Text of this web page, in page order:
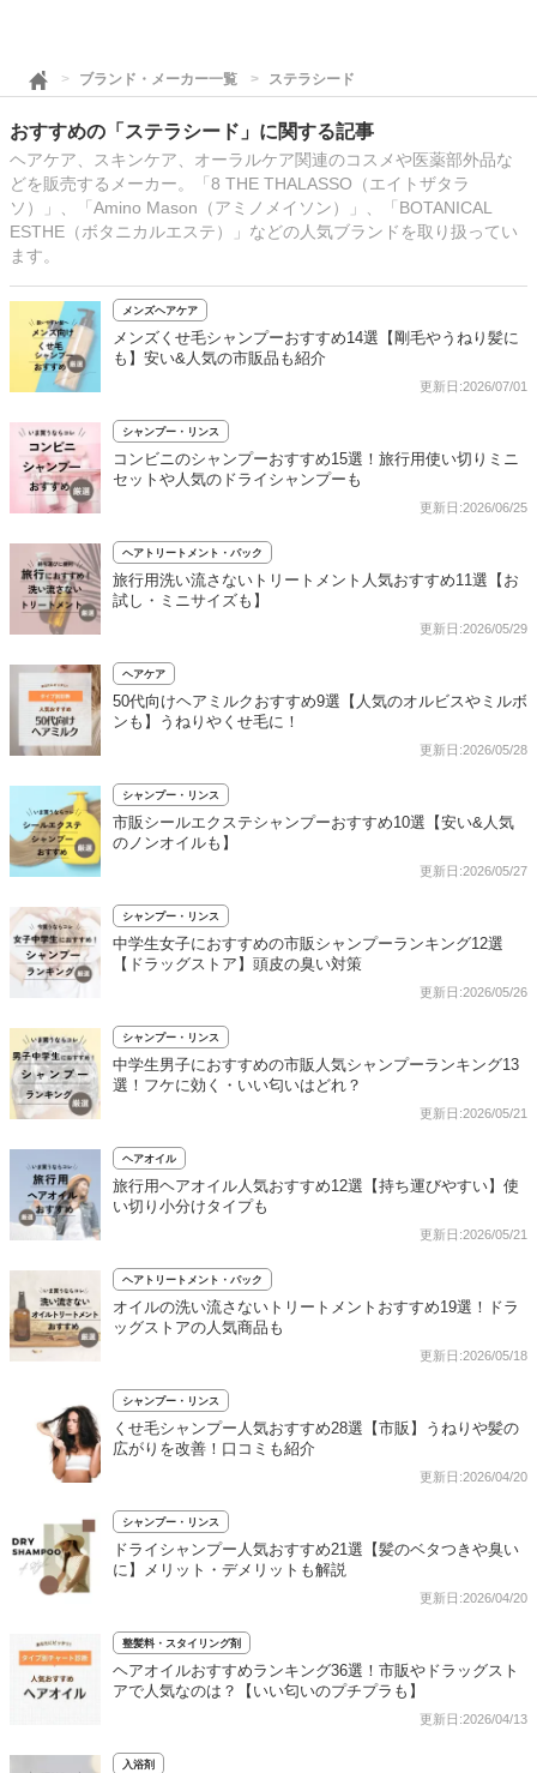
ブランド・メーカー一覧 ステラシード
おすすめの「ステラシード」に関する記事
ヘアケア、スキンケア、オーラルケア関連のコスメや医薬部外品な
どを販売するメーカー。「8 THE THALASSO（エイトザタラ
ソ）」、「Amino Mason（アミノメイソン）」、「BOTANICAL
ESTHE（ボタニカルエステ）」などの人気ブランドを取り扱ってい
ます。
メンズヘアケア
メンズくせ毛シャンプーおすすめ14選【剛毛やうねり髪に
も】安い&人気の市販品も紹介
更新日:2026/07/01
シャンプー・リンス
コンビニのシャンプーおすすめ15選！旅行用使い切りミニ
セットや人気のドライシャンプーも
更新日:2026/06/25
ヘアトリートメント・パック
旅行用洗い流さないトリートメント人気おすすめ11選【お
試し・ミニサイズも】
更新日:2026/05/29
ヘアケア
50代向けヘアミルクおすすめ9選【人気のオルビスやミルボ
ンも】うねりやくせ毛に！
更新日:2026/05/28
シャンプー・リンス
市販シールエクステシャンプーおすすめ10選【安い&人気
のノンオイルも】
更新日:2026/05/27
シャンプー・リンス
中学生女子におすすめの市販シャンプーランキング12選
【ドラッグストア】頭皮の臭い対策
更新日:2026/05/26
シャンプー・リンス
中学生男子におすすめの市販人気シャンプーランキング13
選！フケに効く・いい匂いはどれ？
更新日:2026/05/21
ヘアオイル
旅行用ヘアオイル人気おすすめ12選【持ち運びやすい】使
い切り小分けタイプも
更新日:2026/05/21
ヘアトリートメント・パック
オイルの洗い流さないトリートメントおすすめ19選！ドラ
ッグストアの人気商品も
更新日:2026/05/18
シャンプー・リンス
くせ毛シャンプー人気おすすめ28選【市販】うねりや髪の
広がりを改善！口コミも紹介
更新日:2026/04/20
シャンプー・リンス
ドライシャンプー人気おすすめ21選【髪のベタつきや臭い
に】メリット・デメリットも解説
更新日:2026/04/20
整髪料・スタイリング剤
ヘアオイルおすすめランキング36選！市販やドラッグスト
アで人気なのは？【いい匂いのプチプラも】
更新日:2026/04/13
入浴剤